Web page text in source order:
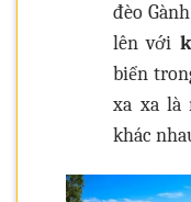
đèo
lên với
biển
xa xa là
khác